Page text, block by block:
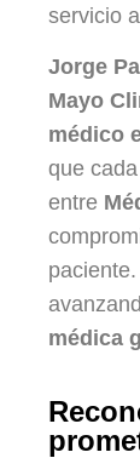
servicio
Jorge
Mayo
médico
que
entre
médica